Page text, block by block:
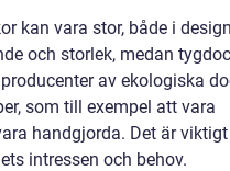
kan vara stor, både i
och storlek, medan
av ekologiska
som till exempel att vara
handgjorda. Det är
intressen och behov.